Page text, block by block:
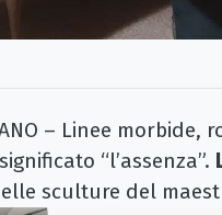
– Linee
“l’assenza”.
sculture del